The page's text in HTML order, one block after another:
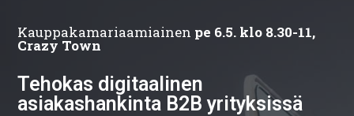
Kauppakamariaamiainen pe 6.5. klo 8.30-11,
Crazy Town
Tehokas digitaalinen
asiakashankinta B2B yrityksissä